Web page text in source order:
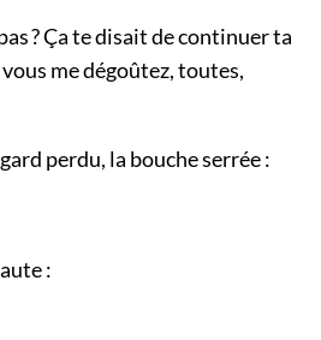
? Ça te disait de continuer ta
me dégoûtez, toutes,
perdu, la bouche serrée :
: